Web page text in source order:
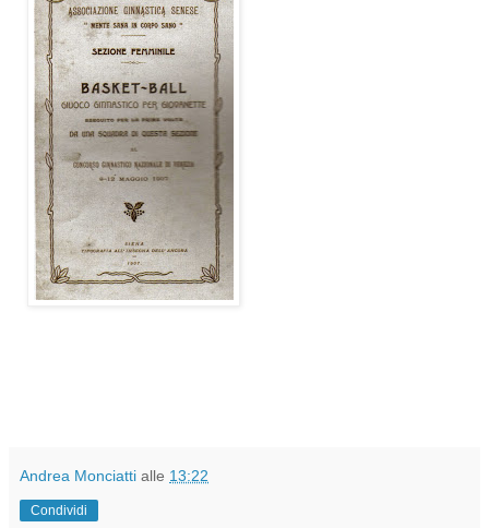
Andrea Monciatti alle 13:22
Condividi